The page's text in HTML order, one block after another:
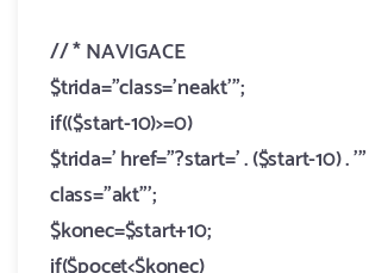
//* NAVIGACE
$trida="class='neakt'";
if(($start-10)>=0)
$trida=' href="?start=' . ($start-10) . '"
class="akt"';
$konec=$start+10;